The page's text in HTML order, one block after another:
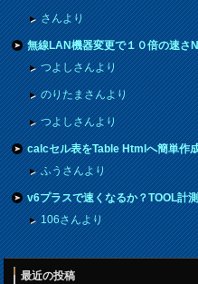
さんより
無線LAN機器変更で１０倍の速さ
つよしさんより
のりたまさんより
つよしさんより
calcセル表をTable Htmlへ簡単作
ふうさんより
v6プラスで速くなるか？TOOL計
106さんより
最近の投稿